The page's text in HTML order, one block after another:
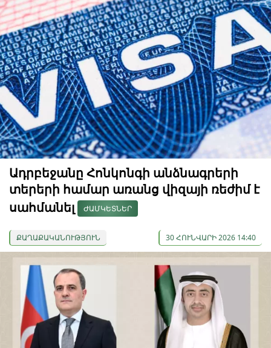
Ադրբեջանը Հոնկոնգի անձնագրերի
տերերի համար առանց վիզայի ռեժիմ է
սահմանել
ԺԱՄԿԵՏՆԵՐ
ՔԱՂԱՔԱԿԱՆՈՒԹՅՈՒՆ 30 ՀՈՒՆՎԱՐԻ 2026 14:40